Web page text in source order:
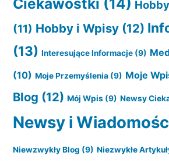
Ciekawostki (14)
(11) Hobby i Wpisy (12)
(13) Interesujące Informacje (9)
(10) Moje Przemyślenia (9) Moje
Blog (12) Mój Wpis (9) Newsy
Newsy i
Niewzwykły Blog (9) Niezwykłe